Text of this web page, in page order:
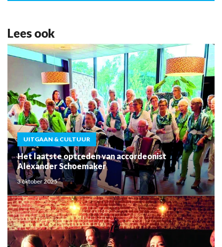
Lees ook
UITGAAN & CULTUUR
Het laatste optreden van accordeonist
Alexander Schoemaker
3 oktober 2025